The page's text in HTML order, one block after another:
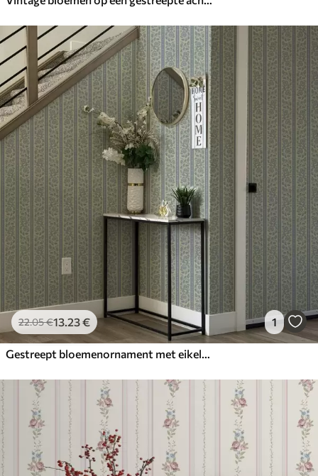
22.05€13.23€ 1
Gestreept bloemenornament met eikels in blauw- en beigetinten